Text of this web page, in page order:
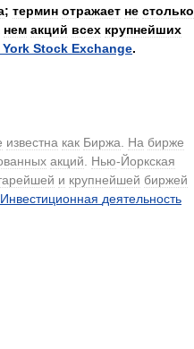
; термин отражает не столько
нем акций всех крупнейших
York Stock Exchange.
известна как Биржа На бирже
акций Нью-Йоркская
и крупнейшей биржей
Инвестиционная деятельность